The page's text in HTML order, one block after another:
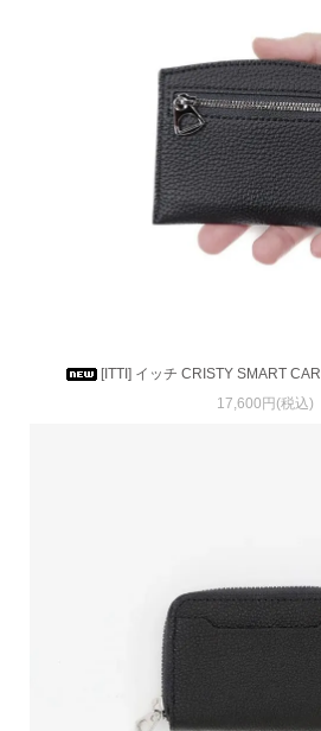
[ITTI] イッチ CRISTY SMART
17,600円(税込)